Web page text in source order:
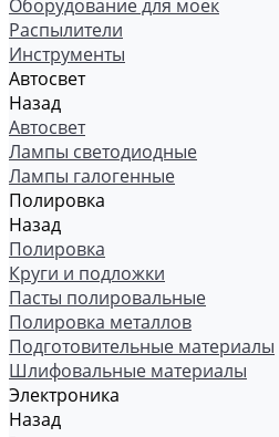
Оборудование для моек
Распылители
Инструменты
Автосвет
Назад
Автосвет
Лампы светодиодные
Лампы галогенные
Полировка
Назад
Полировка
Круги и подложки
Пасты полировальные
Полировка металлов
Подготовительные материалы
Шлифовальные материалы
Электроника
Назад